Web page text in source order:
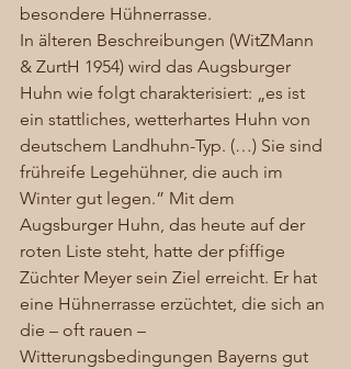
besondere Hühnerrasse.
In älteren Beschreibungen (WitZMann
& ZurtH 1954) wird das Augsburger
Huhn wie folgt charakterisiert: „es ist
ein stattliches, wetterhartes Huhn von
deutschem Landhuhn-Typ. (…) Sie sind
frühreife Legehühner, die auch im
Winter gut legen.” Mit dem
Augsburger Huhn, das heute auf der
roten Liste steht, hatte der pfiffige
Züchter Meyer sein Ziel erreicht. Er hat
eine Hühnerrasse erzüchtet, die sich an
die – oft rauen –
Witterungsbedingungen Bayerns gut